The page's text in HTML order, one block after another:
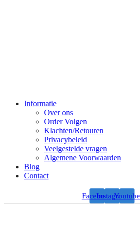
Informatie
Over ons
Order Volgen
Klachten/Retouren
Privacybeleid
Veelgestelde vragen
Algemene Voorwaarden
Blog
Contact
FacebookInstagramYoutube